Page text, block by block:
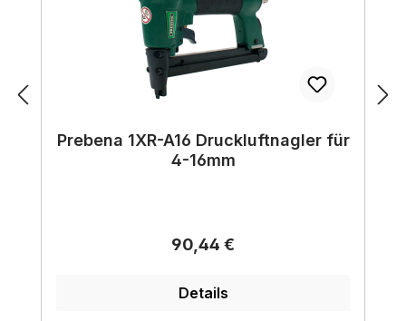
Prebena 1XR-A16 Druckluftnagler für
4-16mm
Regulärer Preis:
90,44 €
Details